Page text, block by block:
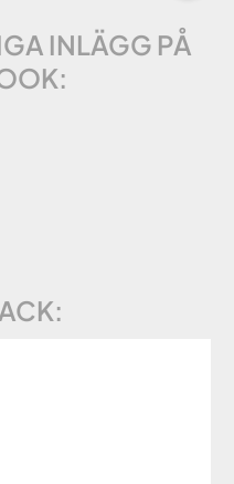
INLÄGG PÅ